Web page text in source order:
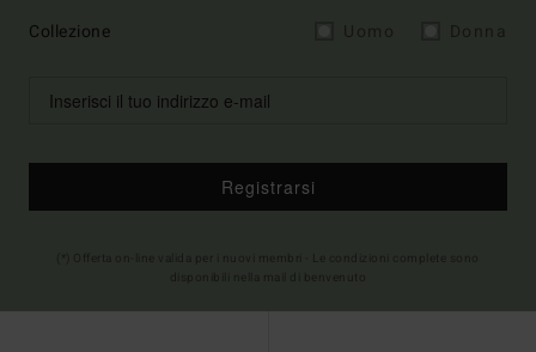
Collezione
Registrarsi